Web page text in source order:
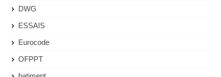
DWG
ESSAIS
Eurocode
OFPPT